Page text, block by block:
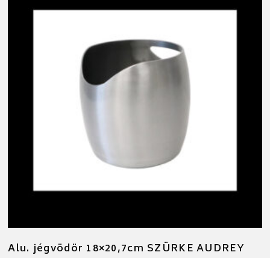
Alu. jégvödör 18×20,7cm SZÜRKE AUDREY